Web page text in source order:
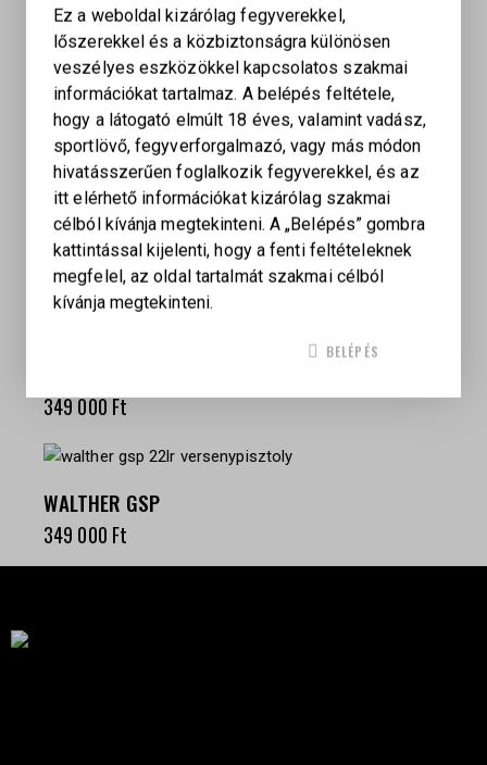
KAPCSOLÓDÓ TERMÉKEK
FRANCHI ASSO L
299 000Ft
CZ 75B TWO-TONE
299 000Ft
349 000Ft
WALTHER GSP
349 000 Ft
Ez a weboldal kizárólag fegyverekkel,
lőszerekkel és a közbiztonságra különösen
veszélyes eszközökkel kapcsolatos szakmai
információkat tartalmaz. A belépés feltétele,
hogy a látogató elmúlt 18 éves, valamint vadász,
sportlövő, fegyverforgalmazó, vagy más módon
hivatásszerűen foglalkozik fegyverekkel, és az
itt elérhető információkat kizárólag szakmai
célból kívánja megtekinteni. A „Belépés” gombra
kattintással kijelenti, hogy a fenti feltételeknek
megfelel, az oldal tartalmát szakmai célból
kívánja megtekinteni.
BELÉPÉS